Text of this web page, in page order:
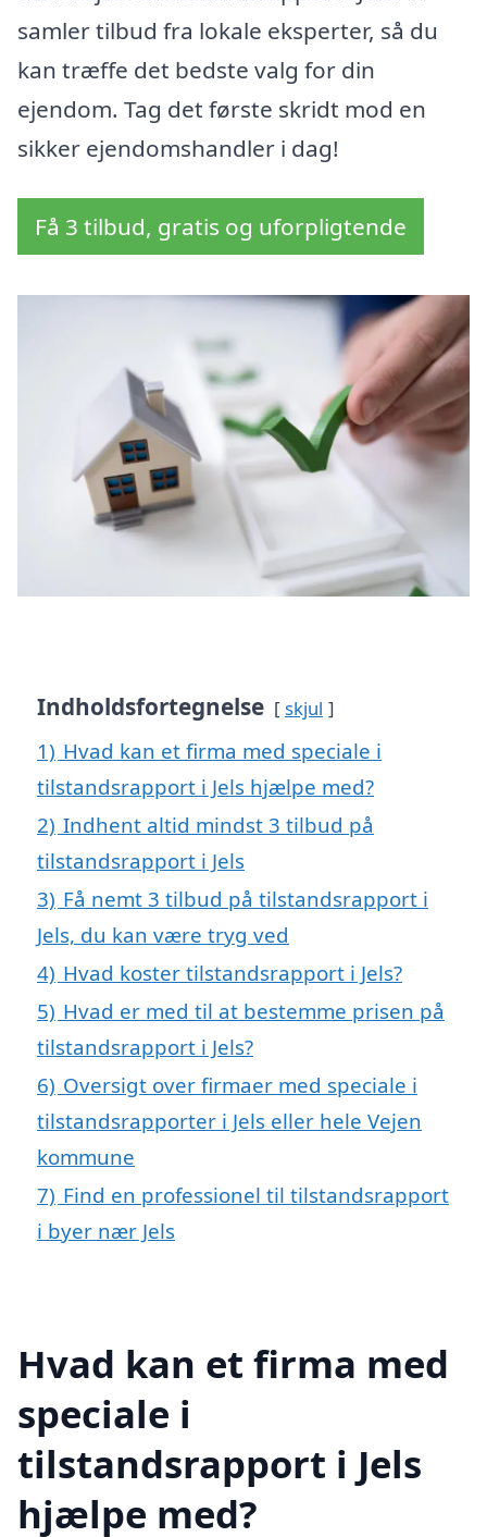
samler tilbud fra lokale eksperter, så du
kan træffe det bedste valg for din
ejendom. Tag det første skridt mod en
sikker ejendomshandler i dag!
Få 3 tilbud, gratis og uforpligtende
Indholdsfortegnelse skjul
1) Hvad kan et firma med speciale i
tilstandsrapport i Jels hjælpe med?
2) Indhent altid mindst 3 tilbud på
tilstandsrapport i Jels
3) Få nemt 3 tilbud på tilstandsrapport i
Jels, du kan være tryg ved
4) Hvad koster tilstandsrapport i Jels?
5) Hvad er med til at bestemme prisen på
tilstandsrapport i Jels?
6) Oversigt over firmaer med speciale i
tilstandsrapporter i Jels eller hele Vejen
kommune
7) Find en professionel til tilstandsrapport
i byer nær Jels
Hvad kan et firma med
speciale i
tilstandsrapport i Jels
hjælpe med?